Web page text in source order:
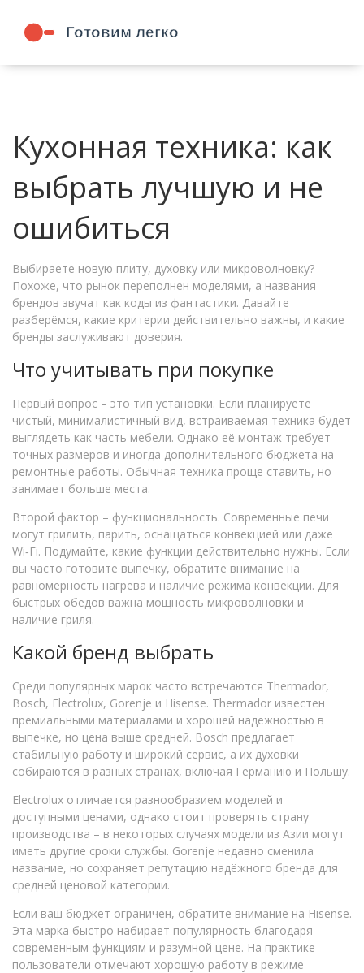
Кухонная техника: как
выбрать лучшую и не
ошибиться
Выбираете новую плиту, духовку или микроволновку?
Похоже, что рынок переполнен моделями, а названия
брендов звучат как коды из фантастики. Давайте
разберёмся, какие критерии действительно важны, и какие
бренды заслуживают доверия.
Что учитывать при покупке
Первый вопрос – это тип установки. Если планируете
чистый, минималистичный вид, встраиваемая техника будет
выглядеть как часть мебели. Однако её монтаж требует
точных размеров и иногда дополнительного бюджета на
ремонтные работы. Обычная техника проще ставить, но
занимает больше места.
Второй фактор – функциональность. Современные печи
могут грилить, парить, оснащаться конвекцией или даже
Wi‑Fi. Подумайте, какие функции действительно нужны. Если
вы часто готовите выпечку, обратите внимание на
равномерность нагрева и наличие режима конвекции. Для
быстрых обедов важна мощность микроволновки и
наличие гриля.
Какой бренд выбрать
Среди популярных марок часто встречаются Thermador,
Bosch, Electrolux, Gorenje и Hisense. Thermador известен
премиальными материалами и хорошей надежностью в
выпечке, но цена выше средней. Bosch предлагает
стабильную работу и широкий сервис, а их духовки
собираются в разных странах, включая Германию и Польшу.
Electrolux отличается разнообразием моделей и
доступными ценами, однако стоит проверять страну
производства – в некоторых случаях модели из Азии могут
иметь другие сроки службы. Gorenje недавно сменила
название, но сохраняет репутацию надёжного бренда для
средней ценовой категории.
Если ваш бюджет ограничен, обратите внимание на Hisense.
Эта марка быстро набирает популярность благодаря
современным функциям и разумной цене. На практике
пользователи отмечают хорошую работу в режиме